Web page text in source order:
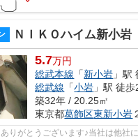
ＮＩＫＯハイム新小
5.7万円
総武本線 「新小岩 」駅
総武線 「小岩 」駅 徒
築32年 / 20.25㎡
東京都葛飾区東新小岩
りがとうございます♪当社は他社